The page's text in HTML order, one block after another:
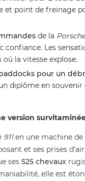
et point de freinage
de la Porsche
confiance. Les
la vitesse explose.
pour un
diplôme en souvenir
version
911en une machine de
et ses prises
ses 525 chevaux
elle est